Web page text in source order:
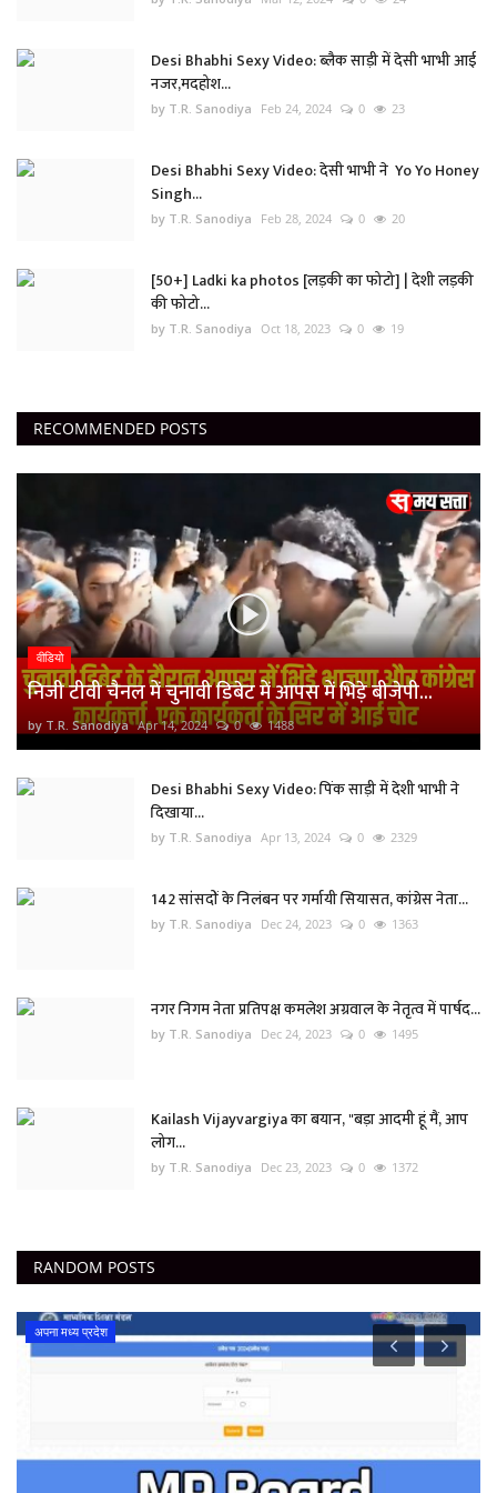
Desi Bhabhi Sexy Video: ब्लैक साड़ी में देसी भाभी आई
नजर,मदहोश...
by T.R. Sanodiya Feb 24, 2024 0 23
Desi Bhabhi Sexy Video: देसी भाभी ने Yo Yo Honey
Singh...
by T.R. Sanodiya Feb 28, 2024 0 20
[50+] Ladki ka photos [लड़की का फोटो] | देशी लड़की
की फोटो...
by T.R. Sanodiya Oct 18, 2023 0 19
RECOMMENDED POSTS
वीडियो
निजी टीवी चैनल में चुनावी डिबेट में आपस में भिड़े बीजेपी...
by T.R. Sanodiya Apr 14, 2024 0 1488
Desi Bhabhi Sexy Video: पिंक साड़ी में देशी भाभी ने
दिखाया...
by T.R. Sanodiya Apr 13, 2024 0 2329
142 सांसदों के निलंबन पर गर्मायी सियासत, कांग्रेस नेता...
by T.R. Sanodiya Dec 24, 2023 0 1363
नगर निगम नेता प्रतिपक्ष कमलेश अग्रवाल के नेतृत्व में पार्षद...
by T.R. Sanodiya Dec 24, 2023 0 1495
Kailash Vijayvargiya का बयान, "बड़ा आदमी हूं मैं, आप
लोग...
by T.R. Sanodiya Dec 23, 2023 0 1372
RANDOM POSTS
छत्तीसगढ़